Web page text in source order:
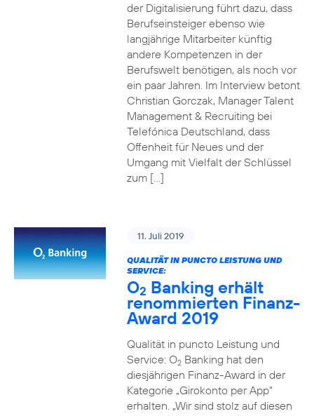
der Digitalisierung führt dazu, dass
Berufseinsteiger ebenso wie
langjährige Mitarbeiter künftig
andere Kompetenzen in der
Berufswelt benötigen, als noch vor
ein paar Jahren. Im Interview betont
Christian Gorczak, Manager Talent
Management & Recruiting bei
Telefónica Deutschland, dass
Offenheit für Neues und der
Umgang mit Vielfalt der Schlüssel
zum […]
11. Juli 2019
QUALITÄT IN PUNCTO LEISTUNG UND
SERVICE:
O2 Banking erhält
renommierten Finanz-
Award 2019
Qualität in puncto Leistung und
Service: O2Banking hat den
diesjährigen Finanz-Award in der
Kategorie „Girokonto per App“
erhalten. „Wir sind stolz auf diesen